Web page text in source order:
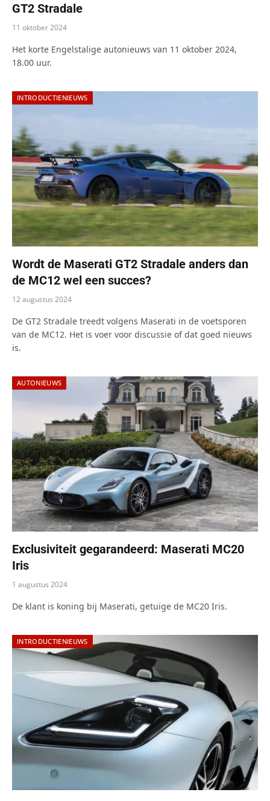
GT2 Stradale
11 oktober 2024
Het korte Engelstalige autonieuws van 11 oktober 2024,
18.00 uur.
INTRODUCTIENIEUWS
Wordt de Maserati GT2 Stradale anders dan
de MC12 wel een succes?
12 augustus 2024
De GT2 Stradale treedt volgens Maserati in de voetsporen
van de MC12. Het is voer voor discussie of dat goed nieuws
is.
AUTONIEUWS
Exclusiviteit gegarandeerd: Maserati MC20
Iris
1 augustus 2024
De klant is koning bij Maserati, getuige de MC20 Iris.
INTRODUCTIENIEUWS